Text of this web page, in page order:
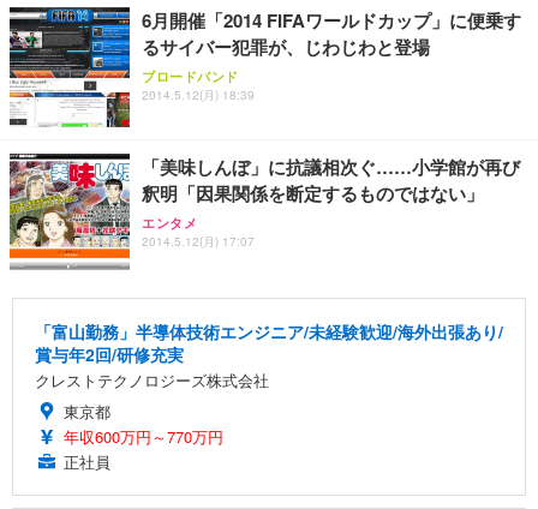
6月開催「2014 FIFAワールドカップ」に便乗す
るサイバー犯罪が、じわじわと登場
ブロードバンド
2014.5.12(月) 18:39
「美味しんぼ」に抗議相次ぐ……小学館が再び
釈明「因果関係を断定するものではない」
エンタメ
2014.5.12(月) 17:07
「富山勤務」半導体技術エンジニア/未経験歓迎/海外出張あり/
賞与年2回/研修充実
クレストテクノロジーズ株式会社
東京都
年収600万円～770万円
正社員